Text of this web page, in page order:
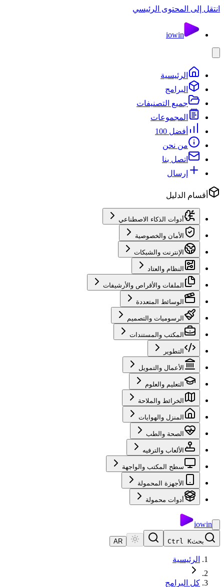
انتقل إلى المحتوى الرئيسي
iowin
الرئيسية
البرامج
جميع التصنيفات
المجموعات
أفضل 100
من نحن
اتصل بنا
إرسال
أقسام الدليل
أدوات الذكاء الاصطناعي
الأمان والخصوصية
الإنترنت والشبكات
النظام والعتاد
الملفات والأقراص والأرشيفات
الوسائط المتعددة
الرسوميات والتصميم
المكتب والمستندات
التطوير
الأعمال والتمويل
التعليم والعلوم
الخرائط والملاحة
المنزل والهوايات
الصحة والطب
الألعاب والترفيه
سطح المكتب والواجهة
الأجهزة المحمولة
أدوات محمولة
iowin
بحثCtrl K
AR
الرئيسية
كل البرامج